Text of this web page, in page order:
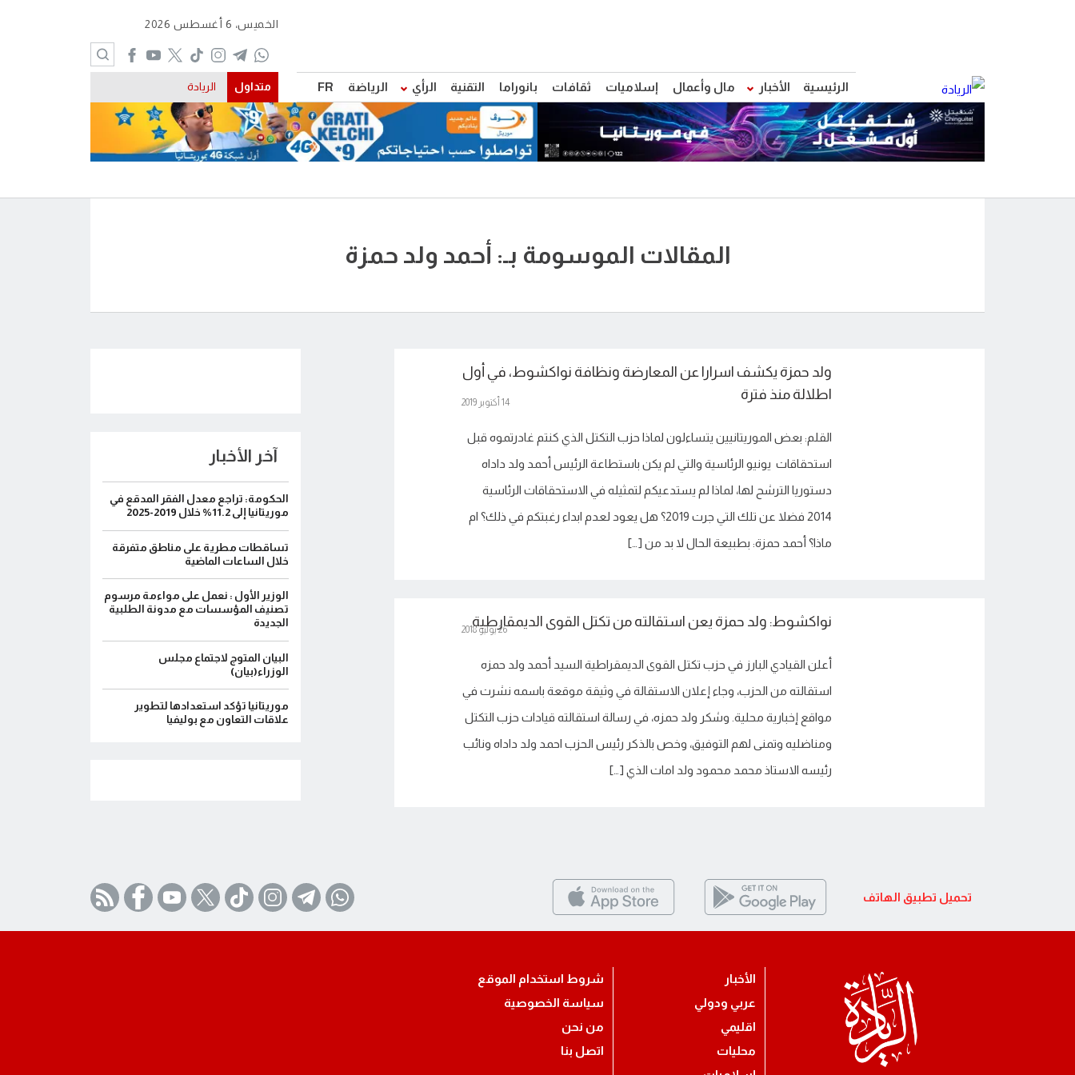
الرئيسية الأخبار مال وأعمال إسلاميات ثقافات بانوراما التقنية الرأي الرياضة FR
الخميس، 6 أغسطس 2026
متداول الريادة
المقالات الموسومة بـ: أحمد ولد حمزة
ولد حمزة يكشف اسرارا عن المعارضة ونظافة نواكشوط، في أول
اطلالة منذ فترة
14 أكتوبر 2019
القلم: بعض الموريتانيين يتساءلون لماذا حزب التكتل الذي كنتم غادرتموه قبل
استحقاقات يونيو الرئاسية والتي لم يكن باستطاعة الرئيس أحمد ولد داداه
دستوريا الترشح لها، لماذا لم يستدعيكم لتمثيله في الاستحقاقات الرئاسية
2014 فضلا عن تلك التي جرت 2019؟ هل يعود لعدم ابداء رغبتكم في ذلك؟ ام
ماذا؟ أحمد حمزة: بطبيعة الحال لا بد من […]
نواكشوط: ولد حمزة يعن استقالته من تكتل القوى الديمقارطية
26 يوليو 2018
أعلن القيادي البارز في حزب تكتل القوى الديمقراطية السيد أحمد ولد حمزه
استقالته من الحزب، وجاء إعلان الاستقالة في وثيقة موقعة باسمه نشرت في
مواقع إخبارية محلية. وشكر ولد حمزه، في رسالة استقالته قيادات حزب التكتل
ومناضليه وتمنى لهم التوفيق، وخص بالذكر رئيس الحزب احمد ولد داداه ونائب
رئيسه الاستاذ محمد محمود ولد امات الذي […]
آخر الأخبار
الحكومة: تراجع معدل الفقر المدقع في
موريتانيا إلى 11.2% خلال 2019-2025
تساقطات مطرية على مناطق متفرقة
خلال الساعات الماضية
الوزير الأول : نعمل على مواءمة مرسوم
تصنيف المؤسسات مع مدونة الطلبية
الجديدة
البيان المتوج لاجتماع مجلس
الوزراء(بيان)
موريتانيا تؤكد استعدادها لتطوير
علاقات التعاون مع بوليفيا
تحميل تطبيق الهاتف
الأخبار
عربي ودولي
اقليمي
محليات
شروط استخدام الموقع
سياسة الخصوصية
من نحن
اتصل بنا